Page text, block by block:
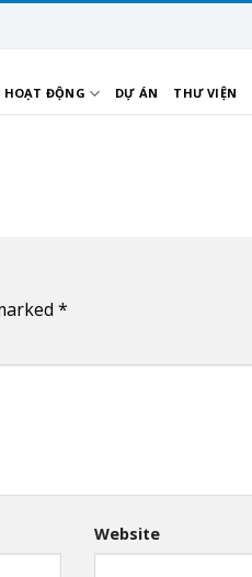
HOẠT ĐỘNG DỰ ÁN THƯ VIỆN
*
Website